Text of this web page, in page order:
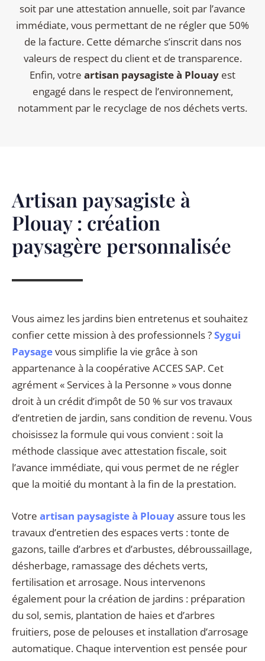
soit par une attestation annuelle, soit par l’avance
immédiate, vous permettant de ne régler que 50%
de la facture. Cette démarche s’inscrit dans nos
valeurs de respect du client et de transparence.
Enfin, votre artisan paysagiste à Plouay est
engagé dans le respect de l’environnement,
notamment par le recyclage de nos déchets verts.
Artisan paysagiste à
Plouay : création
paysagère personnalisée
Vous aimez les jardins bien entretenus et souhaitez
confier cette mission à des professionnels ?Sygui
Paysagevous simplifie la vie grâce à son
appartenance à la coopérative ACCES SAP. Cet
agrément « Services à la Personne » vous donne
droit à un crédit d’impôt de 50 % sur vos travaux
d’entretien de jardin, sans condition de revenu. Vous
choisissez la formule qui vous convient : soit la
méthode classique avec attestation fiscale, soit
l’avance immédiate, qui vous permet de ne régler
que la moitié du montant à la fin de la prestation.
Votre artisan paysagiste à Plouayassure tous les
travaux d’entretien des espaces verts : tonte de
gazons, taille d’arbres et d’arbustes, débroussaillage,
désherbage, ramassage des déchets verts,
fertilisation et arrosage. Nous intervenons
également pour la création de jardins : préparation
du sol, semis, plantation de haies et d’arbres
fruitiers, pose de pelouses et installation d’arrosage
automatique. Chaque intervention est pensée pour